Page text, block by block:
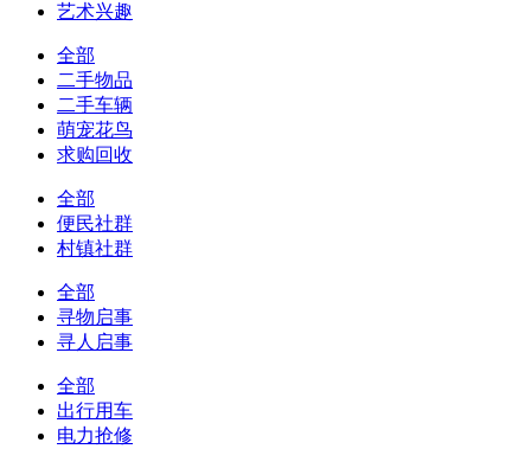
艺术兴趣
全部
二手物品
二手车辆
萌宠花鸟
求购回收
全部
便民社群
村镇社群
全部
寻物启事
寻人启事
全部
出行用车
电力抢修